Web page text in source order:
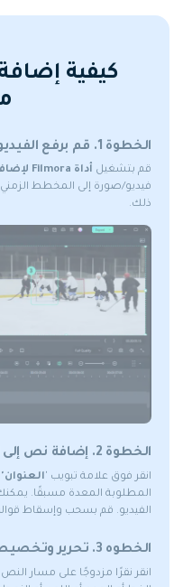
كيفية
الخطوة 1. قم برفع الفيديو الخاص بك
قم بتشغيل أداة Filmora لإضافة نص إلى الفيديو
فيديو/صورة إلى المخطط
ذلك.
الخطوة 2. إضافة نص إلى الفيديو
انقر فوق علامة تبويب 'العنوان'
المطلوبة المعدة مسبقًا.
الفيديو. قم بسحب وإسقاط
الخطوه 3. تحرير وتخصيص نص الفيديو
انقر نقرًا مزدوجًا على مسار